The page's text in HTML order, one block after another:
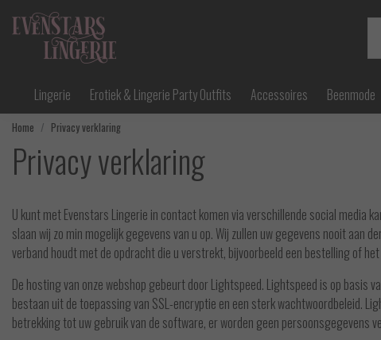
Lingerie Erotiek & Lingerie Party Outfits Accessoires Beenmode
Home Privacy verklaring
Privacy verklaring
U kunt met Evenstars Lingerie in contact komen via verschillende social media
slaan wij zo min mogelijk gegevens van u op. Wij zullen uw gegevens nooit aan
verband houdt met de opdracht die u verstrekt, bijvoorbeeld een bestelling of
De hosting van onze webshop gebeurt door Lightspeed. Lightspeed is op
bestaan uit de toepassing van SSL-encryptie en een sterk wachtwoordbeleid.
betrekking tot uw gebruik van de software, er worden geen persoonsgegevens